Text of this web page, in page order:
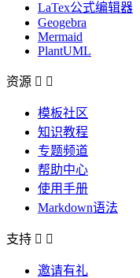
LaTex公式编辑器
Geogebra
Mermaid
PlantUML
资源  
模板社区
知识教程
专题频道
帮助中心
使用手册
Markdown语法
支持  
邀请有礼